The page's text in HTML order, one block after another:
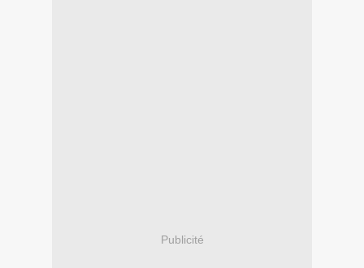
Publicité